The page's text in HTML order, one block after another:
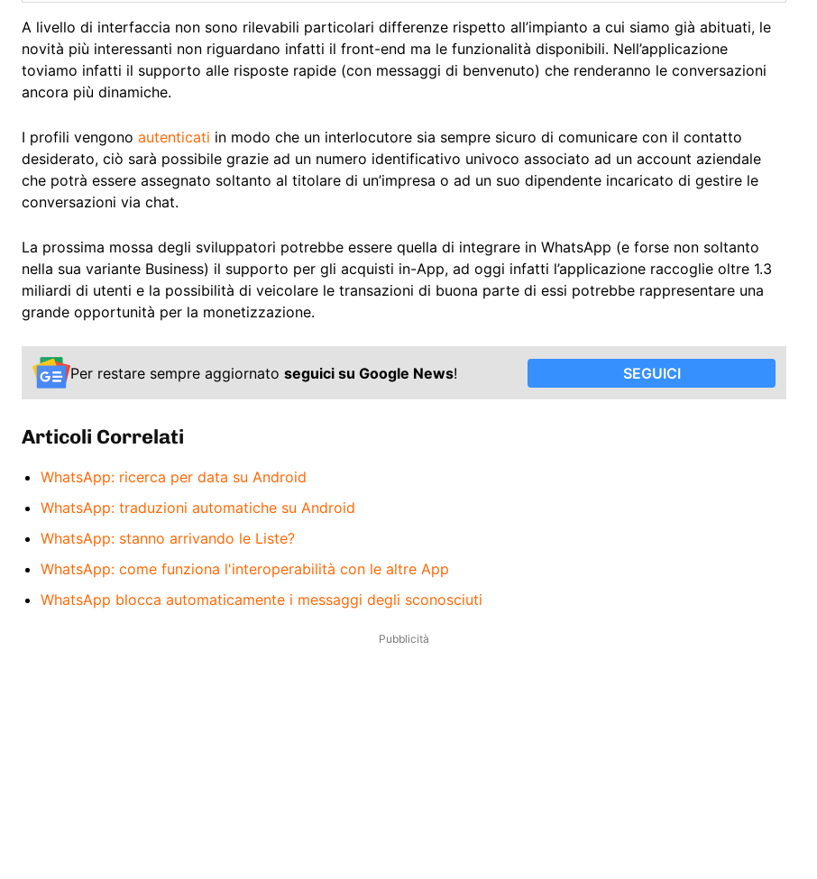
A livello di interfaccia non sono rilevabili particolari differenze rispetto all’impianto a cui siamo già abituati, le
novità più interessanti non riguardano infatti il front-end ma le funzionalità disponibili. Nell’applicazione
toviamo infatti il supporto alle risposte rapide (con messaggi di benvenuto) che renderanno le conversazioni
ancora più dinamiche.
I profili vengono autenticati in modo che un interlocutore sia sempre sicuro di comunicare con il contatto
desiderato, ciò sarà possibile grazie ad un numero identificativo univoco associato ad un account aziendale
che potrà essere assegnato soltanto al titolare di un’impresa o ad un suo dipendente incaricato di gestire le
conversazioni via chat.
La prossima mossa degli sviluppatori potrebbe essere quella di integrare in WhatsApp (e forse non soltanto
nella sua variante Business) il supporto per gli acquisti in-App, ad oggi infatti l’applicazione raccoglie oltre 1.3
miliardi di utenti e la possibilità di veicolare le transazioni di buona parte di essi potrebbe rappresentare una
grande opportunità per la monetizzazione.
Per restare sempre aggiornato seguici su Google News! SEGUICI
Articoli Correlati
WhatsApp: ricerca per data su Android
WhatsApp: traduzioni automatiche su Android
WhatsApp: stanno arrivando le Liste?
WhatsApp: come funziona l'interoperabilità con le altre App
WhatsApp blocca automaticamente i messaggi degli sconosciuti
Pubblicità